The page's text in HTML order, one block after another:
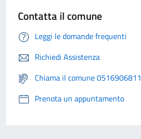
Contatta il comune
Leggi le domande frequenti
Richiedi Assistenza
Chiama il comune 0516906811
Prenota un appuntamento